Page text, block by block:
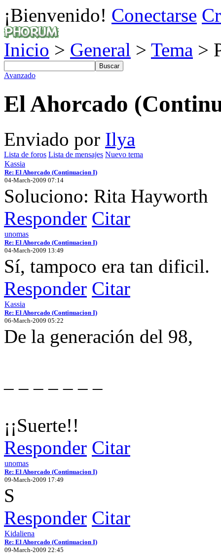
¡Bienvenido! Conectarse
Inicio > General > Tema >
Avanzado
El Ahorcado
Enviado por Ilya
Lista de foros Lista de mensajes Nuevo tema
Kassia
Re: El Ahorcado (Continuacion I)
04-March-2009 07:14
Soluciono: Rita Hayworth
Responder Citar
unomas
Re: El Ahorcado (Continuacion I)
04-March-2009 13:49
Sí, tampoco era tan dificil.
Responder Citar
Kassia
Re: El Ahorcado (Continuacion I)
06-March-2009 05:22
De la generación del 98,
¡¡Suerte!!
Responder Citar
unomas
Re: El Ahorcado (Continuacion I)
09-March-2009 17:49
S
Responder Citar
Kidaliena
Re: El Ahorcado (Continuacion I)
09-March-2009 22:45